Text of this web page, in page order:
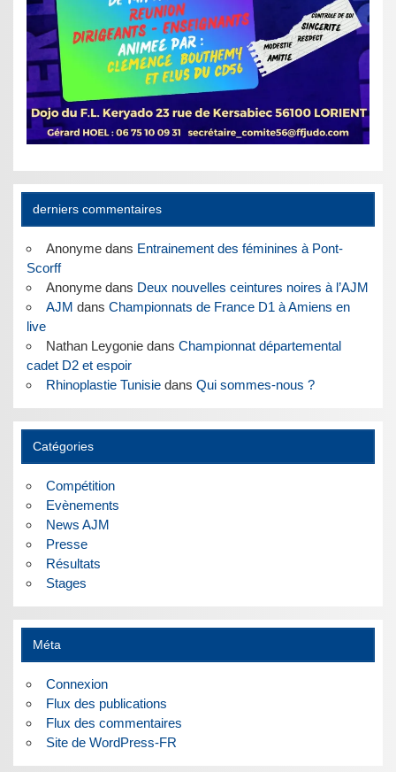
derniers commentaires
Anonymedans Entrainement des féminines à Pont-
Scorff
Anonymedans Deux nouvelles ceintures noires à l’AJM
AJM dans Championnats de France D1 à Amiens en
live
Nathan Leygoniedans Championnat départemental
cadet D2 et espoir
Rhinoplastie Tunisiedans Qui sommes-nous ?
Catégories
Compétition
Evènements
News AJM
Presse
Résultats
Stages
Méta
Connexion
Flux des publications
Flux des commentaires
Site de WordPress-FR